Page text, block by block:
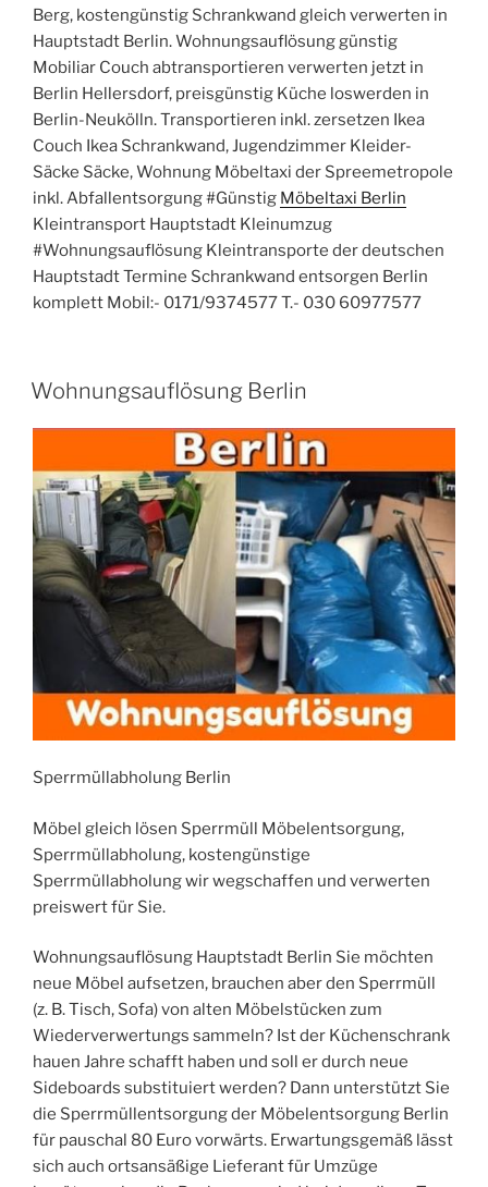
Berg, kostengünstig Schrankwand gleich verwerten in
Hauptstadt Berlin. Wohnungsauflösung günstig
Mobiliar Couch abtransportieren verwerten jetzt in
Berlin Hellersdorf, preisgünstig Küche loswerden in
Berlin-Neukölln. Transportieren inkl. zersetzen Ikea
Couch Ikea Schrankwand, Jugendzimmer Kleider-
Säcke Säcke, Wohnung Möbeltaxi der Spreemetropole
inkl. Abfallentsorgung #Günstig Möbeltaxi Berlin
Kleintransport Hauptstadt Kleinumzug
#Wohnungsauflösung Kleintransporte der deutschen
Hauptstadt Termine Schrankwand entsorgen Berlin
komplett Mobil:- 0171/9374577 T.- 030 60977577
VERÖFFENTLICHT
AM
Wohnungsauflösung Berlin
Sperrmüllabholung Berlin
Möbel gleich lösen Sperrmüll Möbelentsorgung,
Sperrmüllabholung, kostengünstige
Sperrmüllabholung wir wegschaffen und verwerten
preiswert für Sie.
Wohnungsauflösung Hauptstadt Berlin Sie möchten
neue Möbel aufsetzen, brauchen aber den Sperrmüll
(z. B. Tisch, Sofa) von alten Möbelstücken zum
Wiederverwertungs sammeln? Ist der Küchenschrank
hauen Jahre schafft haben und soll er durch neue
Sideboards substituiert werden? Dann unterstützt Sie
die Sperrmüllentsorgung der Möbelentsorgung Berlin
für pauschal 80 Euro vorwärts. Erwartungsgemäß lässt
sich auch ortsansäßige Lieferant für Umzüge